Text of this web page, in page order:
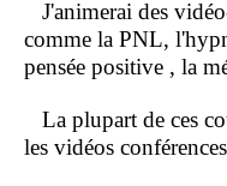
J'animerai des
comme la PNL,
pensée positive , la
La plupart de ces
les vidéos